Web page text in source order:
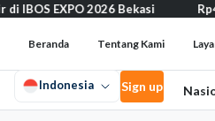
Bekasi Rp4,1 triliun BOS
Beranda Tentang Kami
Indonesia Sign up